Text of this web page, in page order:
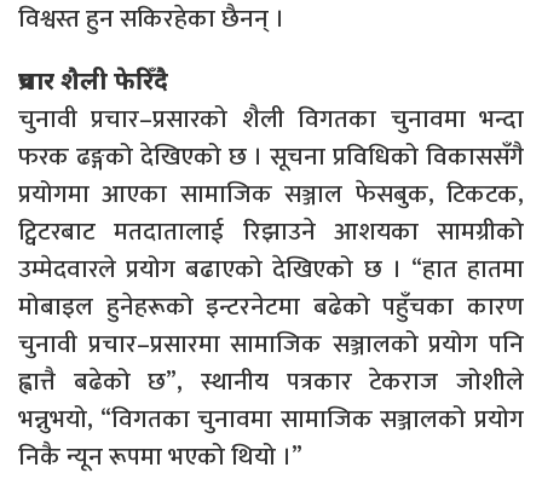
विश्वस्त हुन सकिरहेका छैनन् ।
प्रचार शैली फेरिँदै
​​​​​​​चुनावी प्रचार–प्रसारको शैली विगतका चुनावमा भन्दा
फरक ढङ्गको देखिएको छ । सूचना प्रविधिको विकाससँगै
प्रयोगमा आएका सामाजिक सञ्जाल फेसबुक, टिकटक,
ट्विटरबाट मतदातालाई रिझाउने आशयका सामग्रीको
उम्मेदवारले प्रयोग बढाएको देखिएको छ । “हात हातमा
मोबाइल हुनेहरूको इन्टरनेटमा बढेको पहुँचका कारण
चुनावी प्रचार–प्रसारमा सामाजिक सञ्जालको प्रयोग पनि
ह्वात्तै बढेको छ”, स्थानीय पत्रकार टेकराज जोशीले
भन्नुभयो, “विगतका चुनावमा सामाजिक सञ्जालको प्रयोग
निकै न्यून रूपमा भएको थियो ।”